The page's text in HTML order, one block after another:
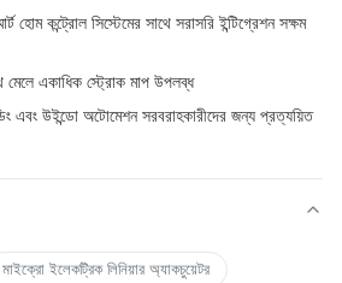
হোম কন্ট্রোল সিস্টেমের সাথে সরাসরি ইন্টিগ্রেশন সক্ষম
মেলে একাধিক স্ট্রোক মাপ উপলব্ধ
এবং উইন্ডো অটোমেশন সরবরাহকারীদের জন্য প্রত্যয়িত
মাইক্রো ইলেকট্রিক লিনিয়ার অ্যাকচুয়েটর